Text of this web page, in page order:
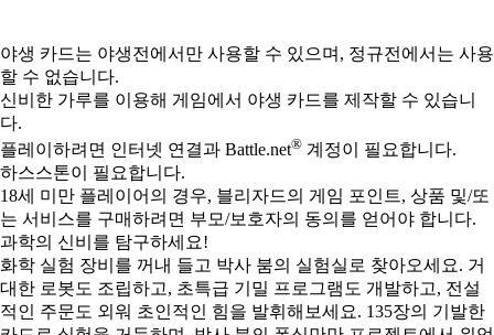
Available actions
야생 카드는 야생전에서만 사용할 수 있으며, 정규전에서는 사용
할 수 없습니다.
신비한 가루를 이용해 게임에서 야생 카드를 제작할 수 있습니
다.
플레이하려면 인터넷 연결과 Battle.net® 계정이 필요합니다.
하스스톤이 필요합니다.
18세 미만 플레이어의 경우, 블리자드의 게임 포인트, 상품 및/또
는 서비스를 구매하려면 부모/보호자의 동의를 얻어야 합니다.
과학의 신비를 탐구하세요!
화학 실험 장비를 꺼내 들고 박사 붐의 실험실로 찾아오세요. 거
대한 로봇도 조립하고, 초특급 기밀 프로그램도 개발하고, 전설
적인 주문도 외워 초인적인 힘을 발휘해보세요. 135장의 기발한